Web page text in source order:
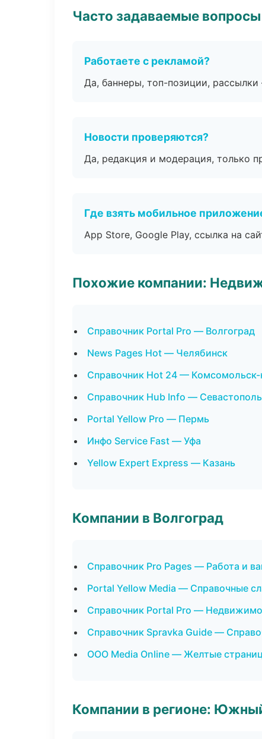
Часто задаваемые вопросы
Работаете с рекламой?
Да, баннеры, топ-позиции,
Новости проверяются?
Да, редакция и модерация, только
Где взять мобильное
App Store, Google Play, ссылка на
Похожие компании:
Справочник Portal Pro — Волгоград
News Pages Hot — Челябинск
Справочник Hot 24 —
Справочник Hub Info — Севастополь
Portal Yellow Pro — Пермь
Инфо Service Fast — Уфа
Yellow Expert Express — Казань
Компании в Волгоград
Справочник Pro Pages — Работа и
Portal Yellow Media — Справочные
Справочник Portal Pro —
Справочник Spravka Guide —
ООО Media Online — Желтые
Компании в регионе: